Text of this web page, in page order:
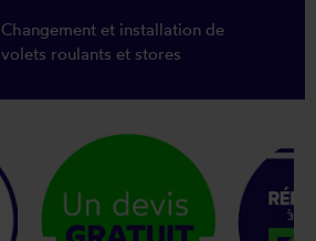
Changement et installation de
volets roulants et stores
keyboard_arrow_right